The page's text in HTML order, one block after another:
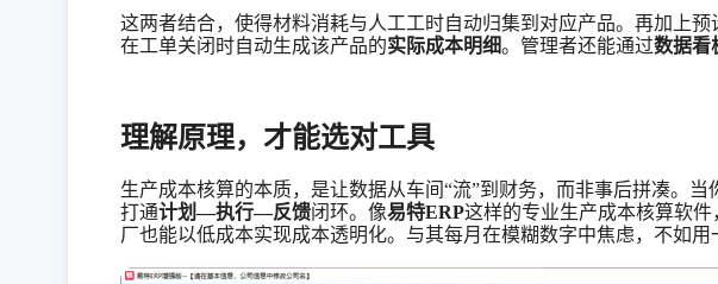
这两者结合，使得材料消耗与人工工时自动归集到对应产品。再加上
在工单关闭时自动生成该产品的实际成本明细。管理者还能通过数据看
理解原理，才能选对工具
生产成本核算的本质，是让数据从车间“流”到财务，而非事后拼凑。
打通计划—执行—反馈闭环。像易特ERP这样的专业生产成本核算软件
厂也能以低成本实现成本透明化。与其每月在模糊数字中焦虑，不如用